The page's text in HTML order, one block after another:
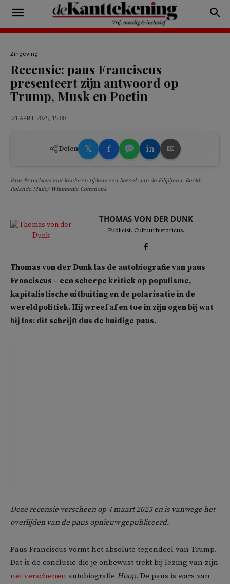
Zingeving
Recensie: paus Franciscus
presenteert zijn antwoord op
Trump, Musk en Poetin
21 APRIL 2025, 15:00
Delen 𝕏 f in ✉
Paus Franciscus met kinderen tijdens een bezoek aan de Filipijnen. Beeld:
Rolando Mailo/ Wikimedia Commons
THOMAS VON DER DUNK
Publicist. Cultuurhistoricus.
Thomas von der Dunk las de autobiografie van paus
Franciscus – een scherpe kritiek op populisme,
kapitalistische uitbuiting en de polarisatie in de
wereldpolitiek. Hij wreef af en toe in zijn ogen bij wat
hij las: dit schrijft dus de huidige paus.
Deze recensie verscheen op 4 maart 2025 en is vanwege het
overlijden van de paus opnieuw gepubliceerd.
Paus Franciscus vormt het absolute tegendeel van Trump.
Dat is de conclusie die je onbewust trekt bij lezing van zijn
net verschenen autobiografie Hoop. De paus is wars van